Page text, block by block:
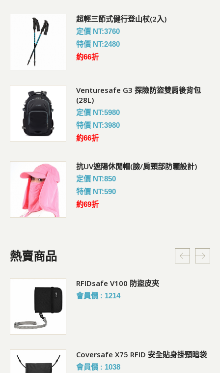
超輕三節式健行登山杖(2入)
定價 NT:3760
特價 NT:2480
約66折
Venturesafe G3 探險防盜雙肩後背包
(28L)
定價 NT:5980
特價 NT:3980
約66折
抗UV遮陽休閒帽(臉/肩頸部防曬設計)
定價 NT:850
特價 NT:590
約69折
熱賣商品
RFIDsafe V100 防盜皮夾
會員價 : 1214
Coversafe X75 RFID 安全貼身掛頸暗袋
會員價 : 1038